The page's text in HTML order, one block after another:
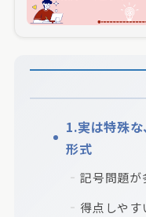
1.実は特殊
形式
記号問題が
得点しやす